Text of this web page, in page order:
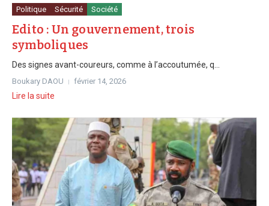
Politique Sécurité Société
Edito : Un gouvernement, trois
symboliques
Des signes avant-coureurs, comme à l’accoutumée, q...
Boukary DAOU février 14, 2026
Lire la suite